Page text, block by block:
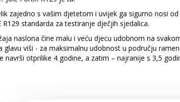
zajedno s vašim djetetom i uvijek ga sigurno nosi
R129 standarda za testiranje dječjih sjedalica.
naslona čine malu i veću djecu udobnom na
glavu viši - za maksimalnu udobnost u području
navrši otprilike 4 godine, a zatim – najranije s 3,5